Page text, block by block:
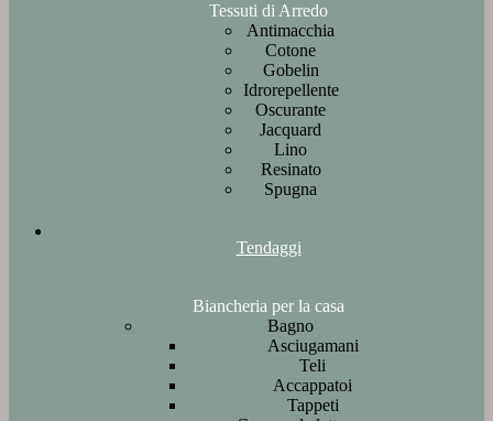
Tessuti di Arredo
Antimacchia
Cotone
Gobelin
Idrorepellente
Oscurante
Jacquard
Lino
Resinato
Spugna
Tendaggi
Biancheria per la casa
Bagno
Asciugamani
Teli
Accappatoi
Tappeti